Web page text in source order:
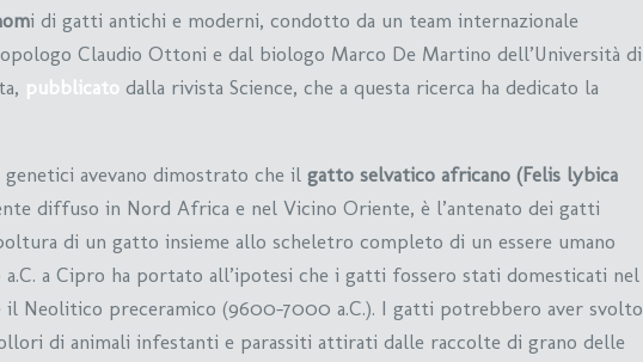
i di gatti antichi e moderni, condotto da un team internazionale
Claudio Ottoni e dal biologo Marco De Martino dell’Università di
pubblicato dalla rivista Science, che a questa ricerca ha dedicato la
avevano dimostrato che il gatto selvatico africano (Felis lybica
diffuso in Nord Africa e nel Vicino Oriente, è l’antenato dei gatti
di un gatto insieme allo scheletro completo di un essere umano
a.C. a Cipro ha portato all’ipotesi che i gatti fossero stati domesticati nel
il Neolitico preceramico (9600-7000 a.C.). I gatti potrebbero aver svolto
di animali infestanti e parassiti attirati dalle raccolte di grano delle